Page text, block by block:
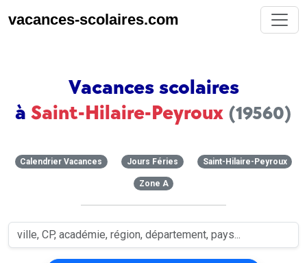
vacances-scolaires.com
Vacances scolaires
à Saint-Hilaire-Peyroux (19560)
Calendrier Vacances Jours Féries Saint-Hilaire-Peyroux
Zone A